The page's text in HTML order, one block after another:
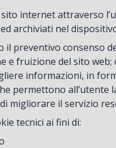
internet attraverso
archiviati nel
il preventivo consenso
fruizione del sito
informazioni, in
permettono
migliorare il servizio
tecnici ai fini di: